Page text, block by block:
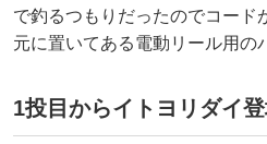
で釣るつもりだったのでコード
元に置いてある電動リール用の
1投目からイトヨリダイ